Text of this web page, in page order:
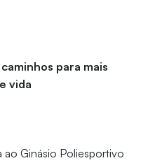
para mais
vida
ao Ginásio Poliesportivo